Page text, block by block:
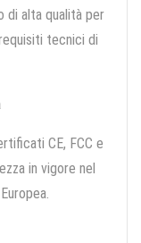
di alta qualità per
tecnici di
CE, FCC e
in vigore nel